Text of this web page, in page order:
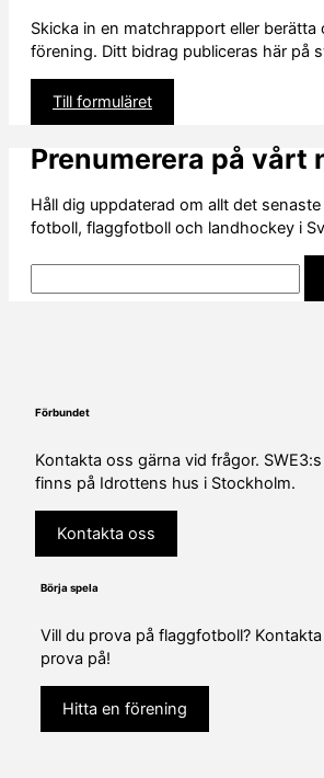
Skicka in en matchrapport eller berätta
förening. Ditt bidrag publiceras här på
Till formuläret
Prenumerera på vårt
Håll dig uppdaterad om allt det
fotboll, flaggfotboll och landhockey i
Förbundet
Kontakta oss gärna vid frågor.
finns på Idrottens hus i Stockholm.
Kontakta oss
Börja spela
Vill du prova på flaggfotboll?
prova på!
Hitta en förening